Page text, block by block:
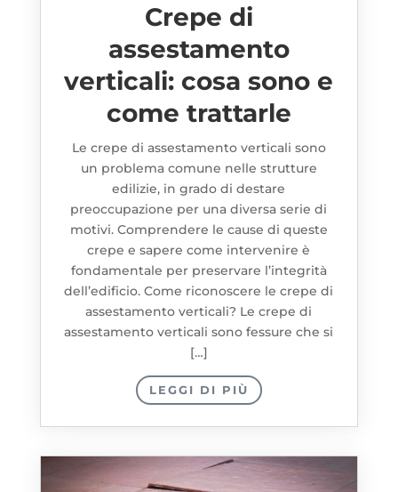
Crepe di
assestamento
verticali: cosa sono e
come trattarle
Le crepe di assestamento verticali sono
un problema comune nelle strutture
edilizie, in grado di destare
preoccupazione per una diversa serie di
motivi. Comprendere le cause di queste
crepe e sapere come intervenire è
fondamentale per preservare l’integrità
dell’edificio. Come riconoscere le crepe di
assestamento verticali? Le crepe di
assestamento verticali sono fessure che si
[…]
LEGGI DI PIÙ